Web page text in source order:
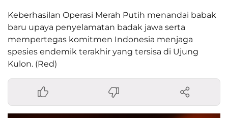
Keberhasilan Operasi Merah Putih menandai babak
baru upaya penyelamatan badak jawa serta
mempertegas komitmen Indonesia menjaga
spesies endemik terakhir yang tersisa di Ujung
Kulon. (Red)